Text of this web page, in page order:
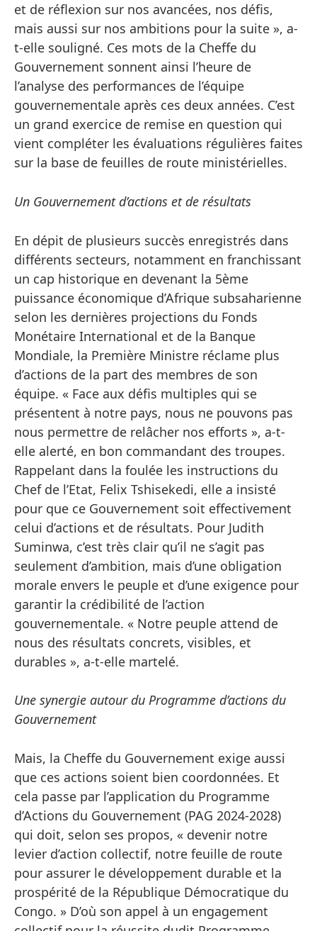
et de réflexion sur nos avancées, nos défis,
mais aussi sur nos ambitions pour la suite », a-
t-elle souligné. Ces mots de la Cheffe du
Gouvernement sonnent ainsi l’heure de
l’analyse des performances de l’équipe
gouvernementale après ces deux années. C’est
un grand exercice de remise en question qui
vient compléter les évaluations régulières faites
sur la base de feuilles de route ministérielles.
Un Gouvernement d’actions et de résultats
En dépit de plusieurs succès enregistrés dans
différents secteurs, notamment en franchissant
un cap historique en devenant la 5ème
puissance économique d’Afrique subsaharienne
selon les dernières projections du Fonds
Monétaire International et de la Banque
Mondiale, la Première Ministre réclame plus
d’actions de la part des membres de son
équipe. « Face aux défis multiples qui se
présentent à notre pays, nous ne pouvons pas
nous permettre de relâcher nos efforts », a-t-
elle alerté, en bon commandant des troupes.
Rappelant dans la foulée les instructions du
Chef de l’Etat, Felix Tshisekedi, elle a insisté
pour que ce Gouvernement soit effectivement
celui d’actions et de résultats. Pour Judith
Suminwa, c’est très clair qu’il ne s’agit pas
seulement d’ambition, mais d’une obligation
morale envers le peuple et d’une exigence pour
garantir la crédibilité de l’action
gouvernementale. « Notre peuple attend de
nous des résultats concrets, visibles, et
durables », a-t-elle martelé.
Une synergie autour du Programme d’actions du
Gouvernement
Mais, la Cheffe du Gouvernement exige aussi
que ces actions soient bien coordonnées. Et
cela passe par l’application du Programme
d’Actions du Gouvernement (PAG 2024-2028)
qui doit, selon ses propos, « devenir notre
levier d’action collectif, notre feuille de route
pour assurer le développement durable et la
prospérité de la République Démocratique du
Congo. » D’où son appel à un engagement